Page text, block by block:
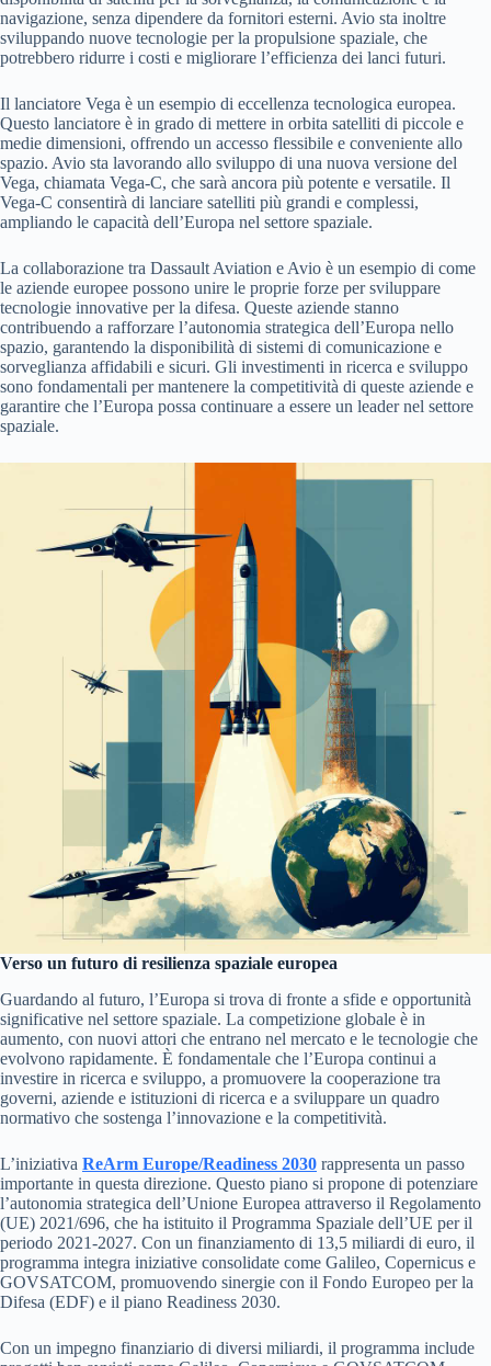
navigazione, senza dipendere da fornitori esterni. Avio sta inoltre
sviluppando nuove tecnologie per la propulsione spaziale, che
potrebbero ridurre i costi e migliorare l’efficienza dei lanci futuri.
Il lanciatore Vega è un esempio di eccellenza tecnologica europea.
Questo lanciatore è in grado di mettere in orbita satelliti di piccole e
medie dimensioni, offrendo un accesso flessibile e conveniente allo
spazio. Avio sta lavorando allo sviluppo di una nuova versione del
Vega, chiamata Vega-C, che sarà ancora più potente e versatile. Il
Vega-C consentirà di lanciare satelliti più grandi e complessi,
ampliando le capacità dell’Europa nel settore spaziale.
La collaborazione tra Dassault Aviation e Avio è un esempio di come
le aziende europee possono unire le proprie forze per sviluppare
tecnologie innovative per la difesa. Queste aziende stanno
contribuendo a rafforzare l’autonomia strategica dell’Europa nello
spazio, garantendo la disponibilità di sistemi di comunicazione e
sorveglianza affidabili e sicuri. Gli investimenti in ricerca e sviluppo
sono fondamentali per mantenere la competitività di queste aziende e
garantire che l’Europa possa continuare a essere un leader nel settore
spaziale.
Verso un futuro di resilienza spaziale europea
Guardando al futuro, l’Europa si trova di fronte a sfide e opportunità
significative nel settore spaziale. La competizione globale è in
aumento, con nuovi attori che entrano nel mercato e le tecnologie che
evolvono rapidamente. È fondamentale che l’Europa continui a
investire in ricerca e sviluppo, a promuovere la cooperazione tra
governi, aziende e istituzioni di ricerca e a sviluppare un quadro
normativo che sostenga l’innovazione e la competitività.
L’iniziativa ReArm Europe/Readiness 2030 rappresenta un passo
importante in questa direzione. Questo piano si propone di potenziare
l’autonomia strategica dell’Unione Europea attraverso il Regolamento
(UE) 2021/696, che ha istituito il Programma Spaziale dell’UE per il
periodo 2021-2027. Con un finanziamento di 13,5 miliardi di euro, il
programma integra iniziative consolidate come Galileo, Copernicus e
GOVSATCOM, promuovendo sinergie con il Fondo Europeo per la
Difesa (EDF) e il piano Readiness 2030.
Con un impegno finanziario di diversi miliardi, il programma include